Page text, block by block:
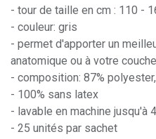
- tour de taille en cm : 110 -
- couleur: gris
- permet d'apporter un
anatomique ou à votre
- composition: 87%
- 100% sans latex
- lavable en machine jusqu'à
- 25 unités par sachet